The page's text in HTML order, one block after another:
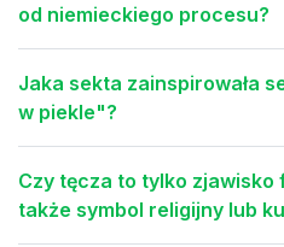
od niemieckiego procesu?
Jaka sekta zainspirowała
w piekle"?
Czy tęcza to tylko zjawisko
także symbol religijny lub